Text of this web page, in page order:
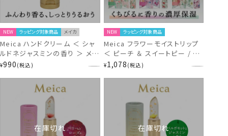
NEW ラッピング対象商品 メイカ
Meica ハンドクリーム ＜ シャ
ルドネジャスミンの香り ＞ メイ
カ ME86632
¥990 税込
NEW ラッピング対象商品
Meica フラワーモイストリップ
＜ ピーチ ＆ スイートピー / ア
ップル ＆ ジャスミン / オレンジ
ム SHOBIDO 粧美堂
¥1,078 税込
在庫切れ 在庫切れ